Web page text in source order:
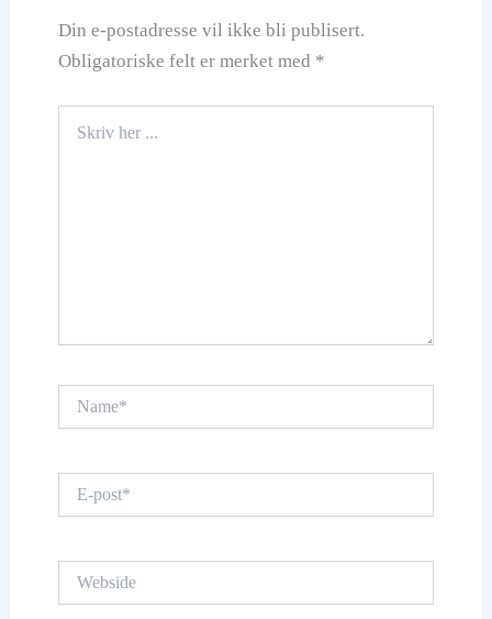
Din e-postadresse vil ikke bli publisert.
Obligatoriske felt er merket med *
post*